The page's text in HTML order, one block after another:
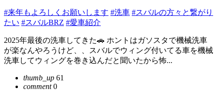
#来年もよろしくお願いします #洗車 #スバルの方々と繋がり
たい #スバルBRZ #愛車紹介
2025年最後の洗車してきた🚗 ホントはガソスタで機械洗車
が楽なんやろうけど、、スバルでウィング付いてる車を機械
洗車してウィングを巻き込んだと聞いたから怖...
thumb_up 61
comment0